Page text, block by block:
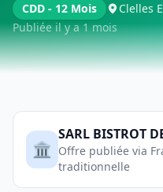
CDD - 12 Mois
Clelles
Publiée il y a 1 mois
🏛️
SARL BISTROT
Offre publiée via
traditionnelle